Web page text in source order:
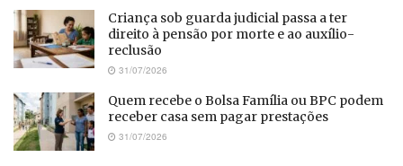
Criança sob guarda judicial passa a ter
direito à pensão por morte e ao auxílio-
reclusão
31/07/2026
Quem recebe o Bolsa Família ou BPC podem
receber casa sem pagar prestações
31/07/2026